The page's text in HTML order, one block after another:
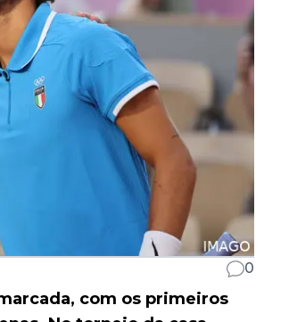
0
com os primeiros